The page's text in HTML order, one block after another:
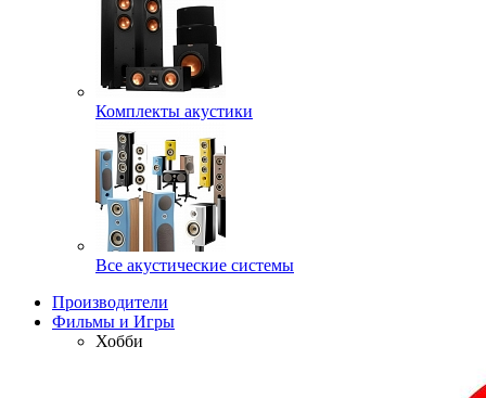
Комплекты акустики
Все акустические системы
Производители
Фильмы и Игры
Хобби